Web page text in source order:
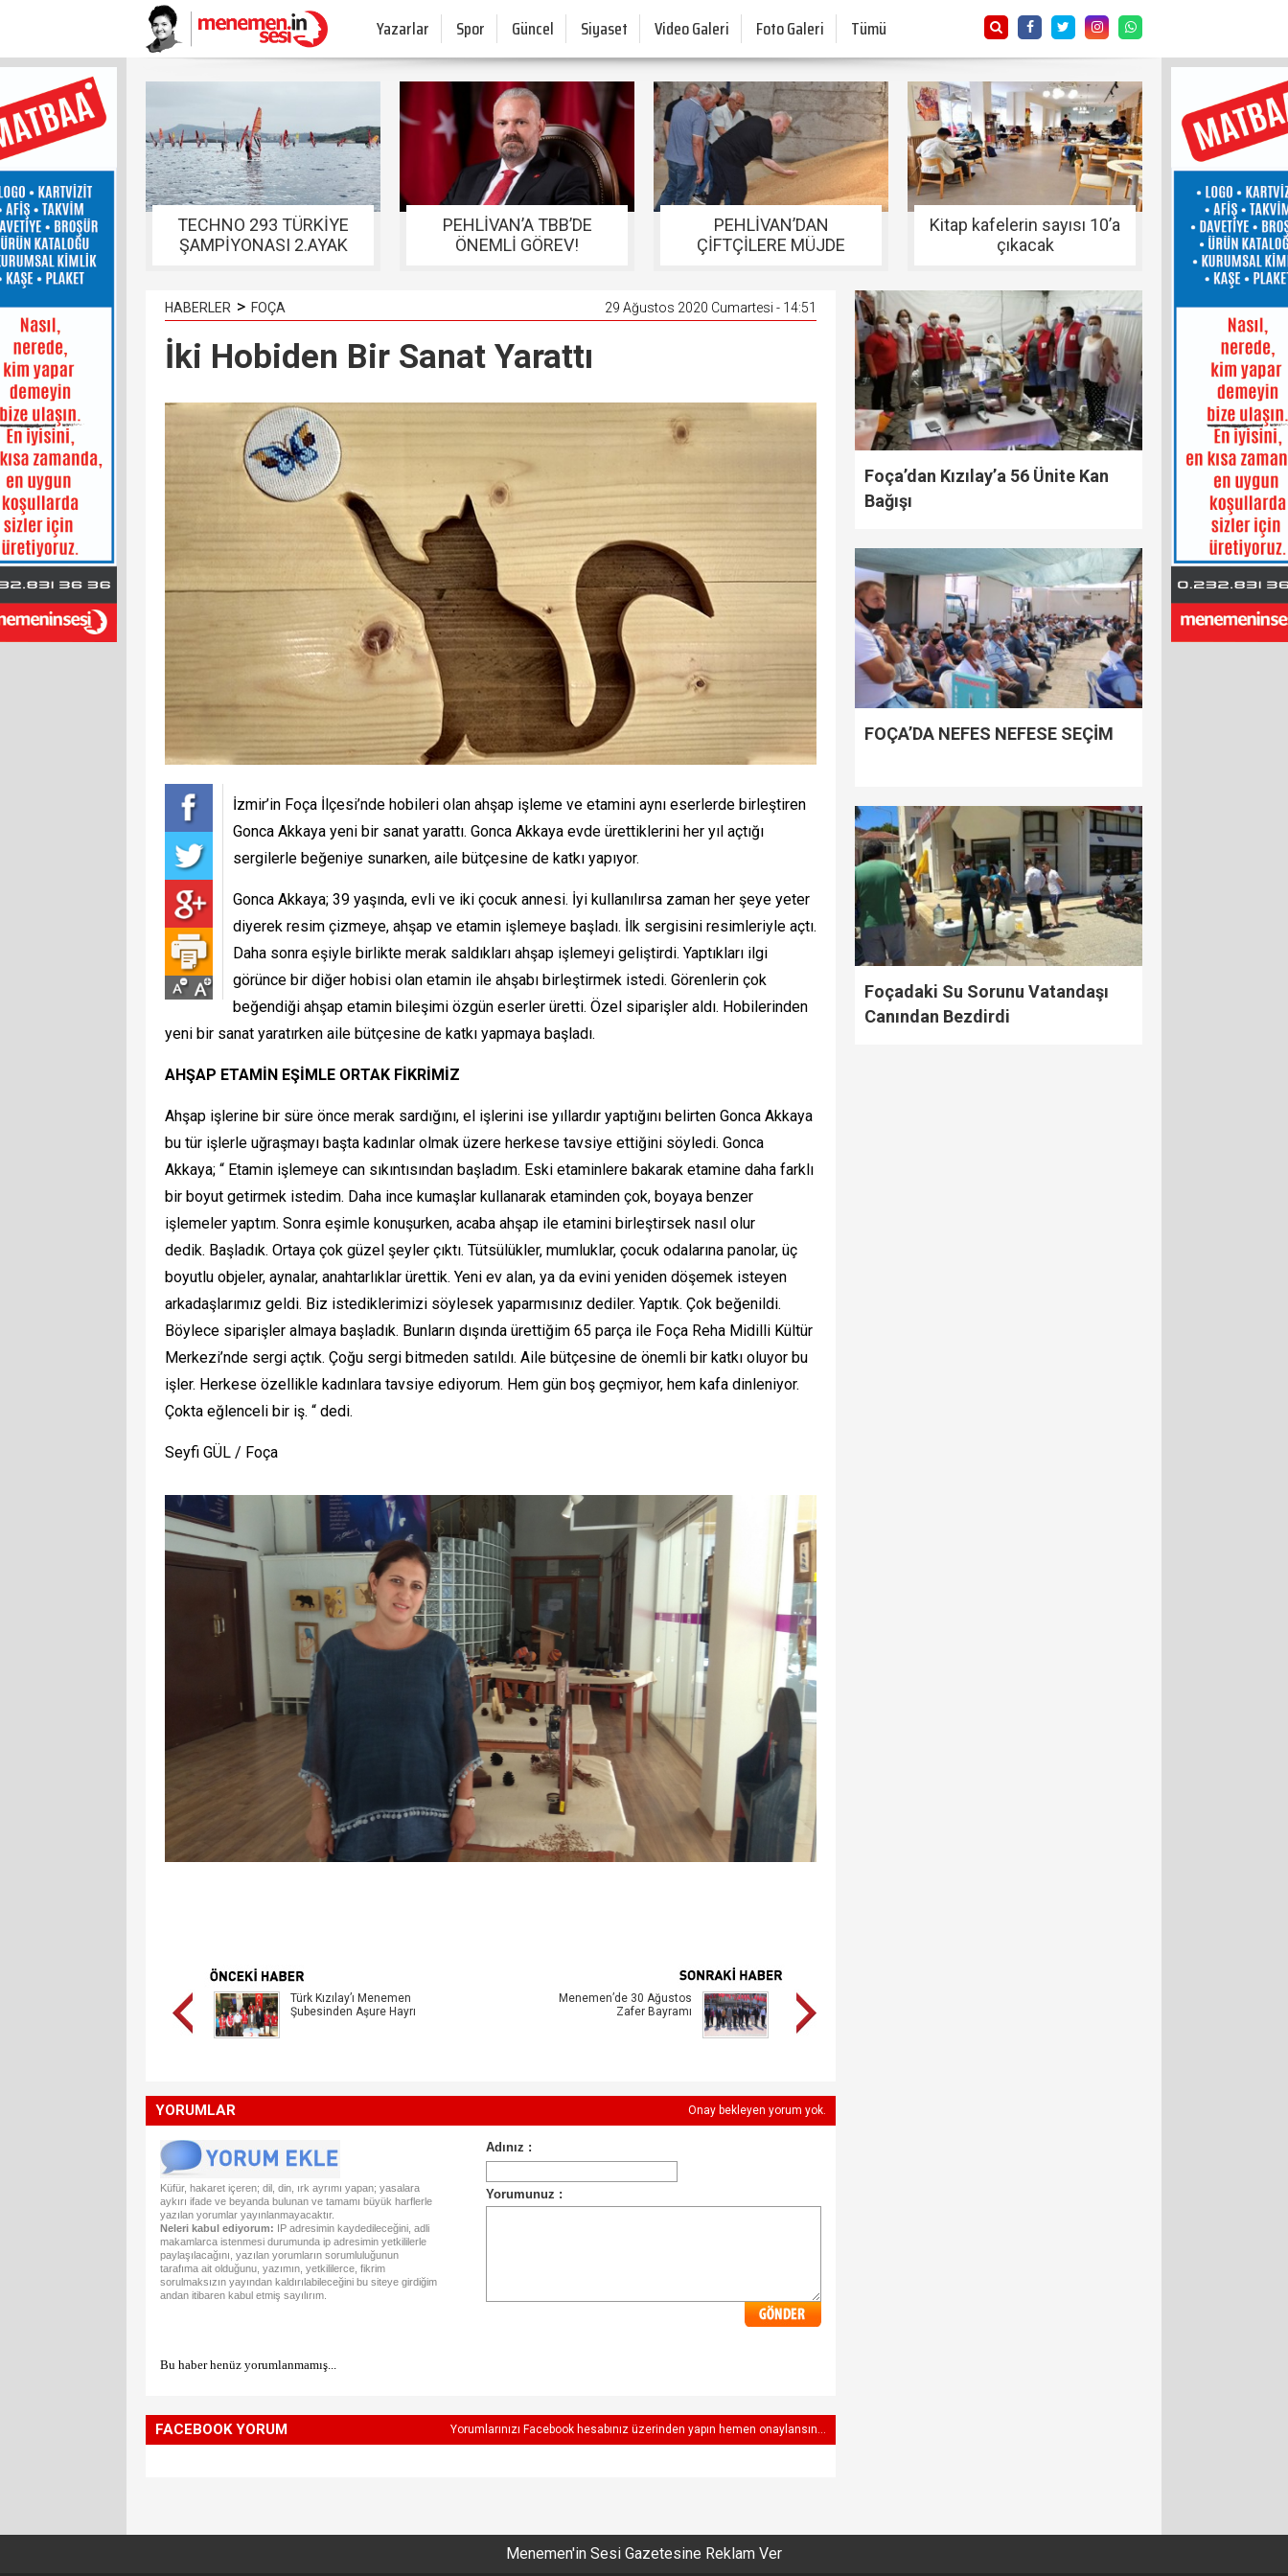
Yazarlar Spor Güncel Siyaset Video Galeri Foto Galeri Tümü
TECHNO 293 TÜRKİYE
ŞAMPİYONASI 2.AYAK
PEHLİVAN’A TBB’DE
ÖNEMLİ GÖREV!
PEHLİVAN’DAN
ÇİFTÇİLERE MÜJDE
Kitap kafelerin sayısı 10’a
çıkacak
HABERLER > FOÇA 29 Ağustos 2020 Cumartesi - 14:51
İki Hobiden Bir Sanat Yarattı
İzmir’in Foça İlçesi’nde hobileri olan ahşap işleme ve etamini aynı eserlerde birleştiren
Gonca Akkaya yeni bir sanat yarattı. Gonca Akkaya evde ürettiklerini her yıl açtığı
sergilerle beğeniye sunarken, aile bütçesine de katkı yapıyor.
Gonca Akkaya; 39 yaşında, evli ve iki çocuk annesi. İyi kullanılırsa zaman her şeye yeter
diyerek resim çizmeye, ahşap ve etamin işlemeye başladı. İlk sergisini resimleriyle açtı.
Daha sonra eşiyle birlikte merak saldıkları ahşap işlemeyi geliştirdi. Yaptıkları ilgi
görünce bir diğer hobisi olan etamin ile ahşabı birleştirmek istedi. Görenlerin çok
beğendiği ahşap etamin bileşimi özgün eserler üretti. Özel siparişler aldı. Hobilerinden
yeni bir sanat yaratırken aile bütçesine de katkı yapmaya başladı.
AHŞAP ETAMİN EŞİMLE ORTAK FİKRİMİZ
Ahşap işlerine bir süre önce merak sardığını, el işlerini ise yıllardır yaptığını belirten Gonca Akkaya
bu tür işlerle uğraşmayı başta kadınlar olmak üzere herkese tavsiye ettiğini söyledi. Gonca
Akkaya; “ Etamin işlemeye can sıkıntısından başladım. Eski etaminlere bakarak etamine daha farklı
bir boyut getirmek istedim. Daha ince kumaşlar kullanarak etaminden çok, boyaya benzer
işlemeler yaptım. Sonra eşimle konuşurken, acaba ahşap ile etamini birleştirsek nasıl olur
dedik. Başladık. Ortaya çok güzel şeyler çıktı. Tütsülükler, mumluklar, çocuk odalarına panolar, üç
boyutlu objeler, aynalar, anahtarlıklar ürettik. Yeni ev alan, ya da evini yeniden döşemek isteyen
arkadaşlarımız geldi. Biz istediklerimizi söylesek yaparmısınız dediler. Yaptık. Çok beğenildi.
Böylece siparişler almaya başladık. Bunların dışında ürettiğim 65 parça ile Foça Reha Midilli Kültür
Merkezi’nde sergi açtık. Çoğu sergi bitmeden satıldı. Aile bütçesine de önemli bir katkı oluyor bu
işler. Herkese özellikle kadınlara tavsiye ediyorum. Hem gün boş geçmiyor, hem kafa dinleniyor.
Çokta eğlenceli bir iş. “ dedi.
Seyfi GÜL / Foça
Türk Kızılay’ı Menemen
Şubesinden Aşure Hayrı
Menemen’de 30 Ağustos
Zafer Bayramı
YORUMLAR Onay bekleyen yorum yok.
Küfür, hakaret içeren; dil, din, ırk ayrımı yapan; yasalara
aykırı ifade ve beyanda bulunan ve tamamı büyük harflerle
yazılan yorumlar yayınlanmayacaktır.
Neleri kabul ediyorum: IP adresimin kaydedileceğini, adli
makamlarca istenmesi durumunda ip adresimin yetkililerle
paylaşılacağını, yazılan yorumların sorumluluğunun
tarafıma ait olduğunu, yazımın, yetkililerce, fikrim
sorulmaksızın yayından kaldırılabileceğini bu siteye girdiğim
andan itibaren kabul etmiş sayılırım.
Bu haber henüz yorumlanmamış...
FACEBOOK YORUM Yorumlarınızı Facebook hesabınız üzerinden yapın hemen onaylansın...
Foça’dan Kızılay’a 56 Ünite Kan
Bağışı
FOÇA’DA NEFES NEFESE SEÇİM
Foçadaki Su Sorunu Vatandaşı
Canından Bezdirdi
Menemen'in Sesi Gazetesine Reklam Ver